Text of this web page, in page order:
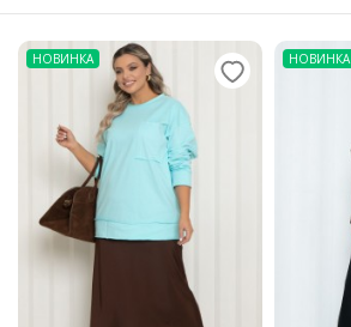
НОВИНКА НОВИНКА